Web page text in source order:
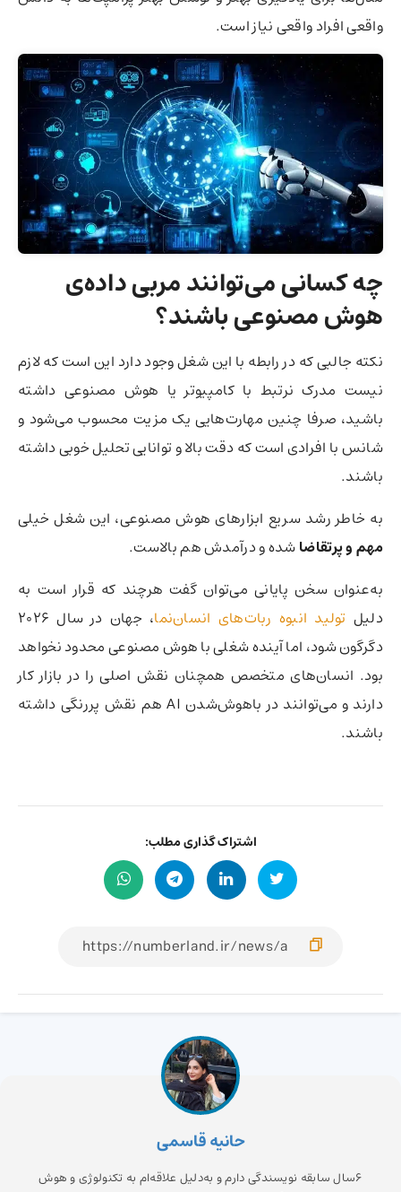
واقعی افراد واقعی نیاز است.
چه کسانی می‌توانند مربی داده‌ی
هوش مصنوعی باشند؟
نکته جالبی که در رابطه با این شغل وجود دارد این است که لازم
نیست مدرک نرتبط با کامپیوتر یا هوش مصنوعی داشته
باشید، صرفا چنین مهارت‌هایی یک مزیت محسوب می‌شود و
شانس با افرادی است که دقت بالا و توانایی تحلیل خوبی داشته
باشند.
به خاطر رشد سریع ابزارهای هوش مصنوعی، این شغل خیلی
مهم و پرتقاضاشده و درآمدش هم بالاست.
به‌عنوان سخن پایانی می‌توان گفت هرچند که قرار است به
دلیل تولید انبوه ربات‌های انسان‌نما
، جهان در سال 2026
دگرگون شود، اما آینده شغلی با هوش مصنوعی محدود نخواهد
بود. انسان‌های متخصص همچنان نقش اصلی را در بازار کار
دارند و می‌توانند در باهوش‌شدن AI هم نقش پررنگی داشته
باشند.
اشتراک گذاری مطلب:
حانیه قاسمی
6سال سابقه نویسندگی دارم و به‌دلیل علاقه‌ام به تکنولوژی و هوش